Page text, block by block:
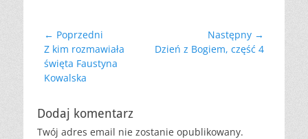
Nawigacja
wpisu
← Poprzedni
Poprzedni
wpis:
Z kim rozmawiała
święta Faustyna
Kowalska
Następny →
Następny
Dzień z Bogiem, część 4
Dodaj komentarz
Twój adres email nie zostanie opublikowany.